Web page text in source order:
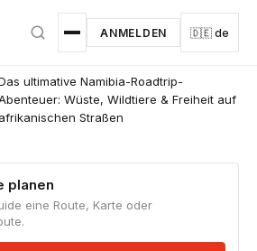
ANMELDEN 🇩🇪 de
ultimative Namibia-Roadtrip-
Wüste, Wildtiere & Freiheit auf
afrikanischen Straßen
planen
eine Route, Karte oder